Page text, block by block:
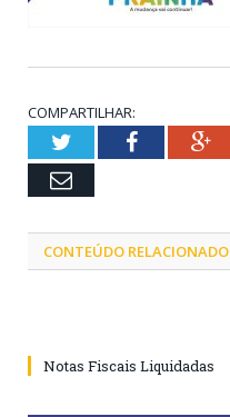
COMPARTILHAR:
TwitterFacebook
Email
CONTEÚDO RELACIONADO
Notas Fiscais Liquidadas